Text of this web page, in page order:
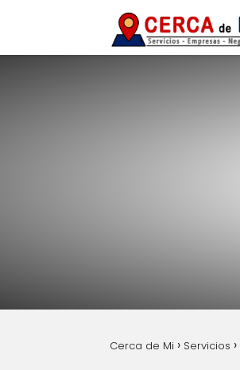
Cerca de Mi Servicios